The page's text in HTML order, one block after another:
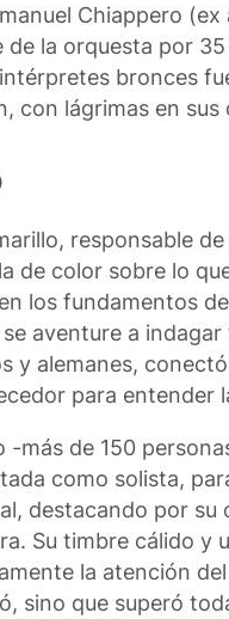
Chiappero
la orquesta por
bronces
con lágrimas en
responsable
de color sobre lo
los fundamentos
aventure a
y alemanes,
para entender
más de 150
como solista,
destacando por
Su timbre cálido y
la atención
sino que superó